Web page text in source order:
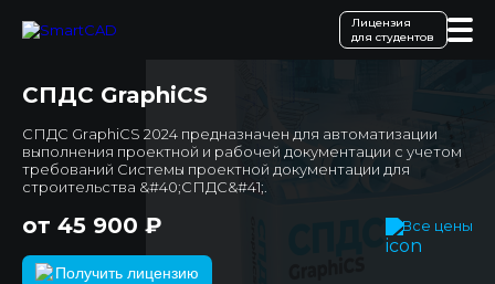
Лицензия
для студентов
СПДС GraphiCS
СПДС GraphiCS 2024 предназначен для автоматизации
выполнения проектной и рабочей документации с учетом
требований Системы проектной документации для
строительства &#40;СПДС&#41;.
от 45 900 ₽ Все цены
Получить лицензию